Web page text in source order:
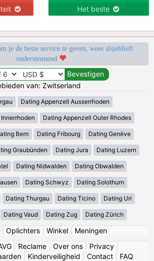
Het beste
je de beste service te geven, wees alsjeblieft
ondersteunend
van: Zwitserland
Dating Appenzell Ausserrhoden
Dating Appenzell Outer Rhodes
Bern Dating Fribourg Dating Genève
Graubünden Dating Jura Dating Luzern
Dating Nidwalden Dating Obwalden
Dating Schwyz Dating Solothurn
Dating Thurgau Dating Ticino Dating Uri
Dating Vaud Dating Zug Dating Zürich
Oplichters| Winkel| Meningen
Reclame Over ons Privacy
Kinderveiligheid Contact FAQ